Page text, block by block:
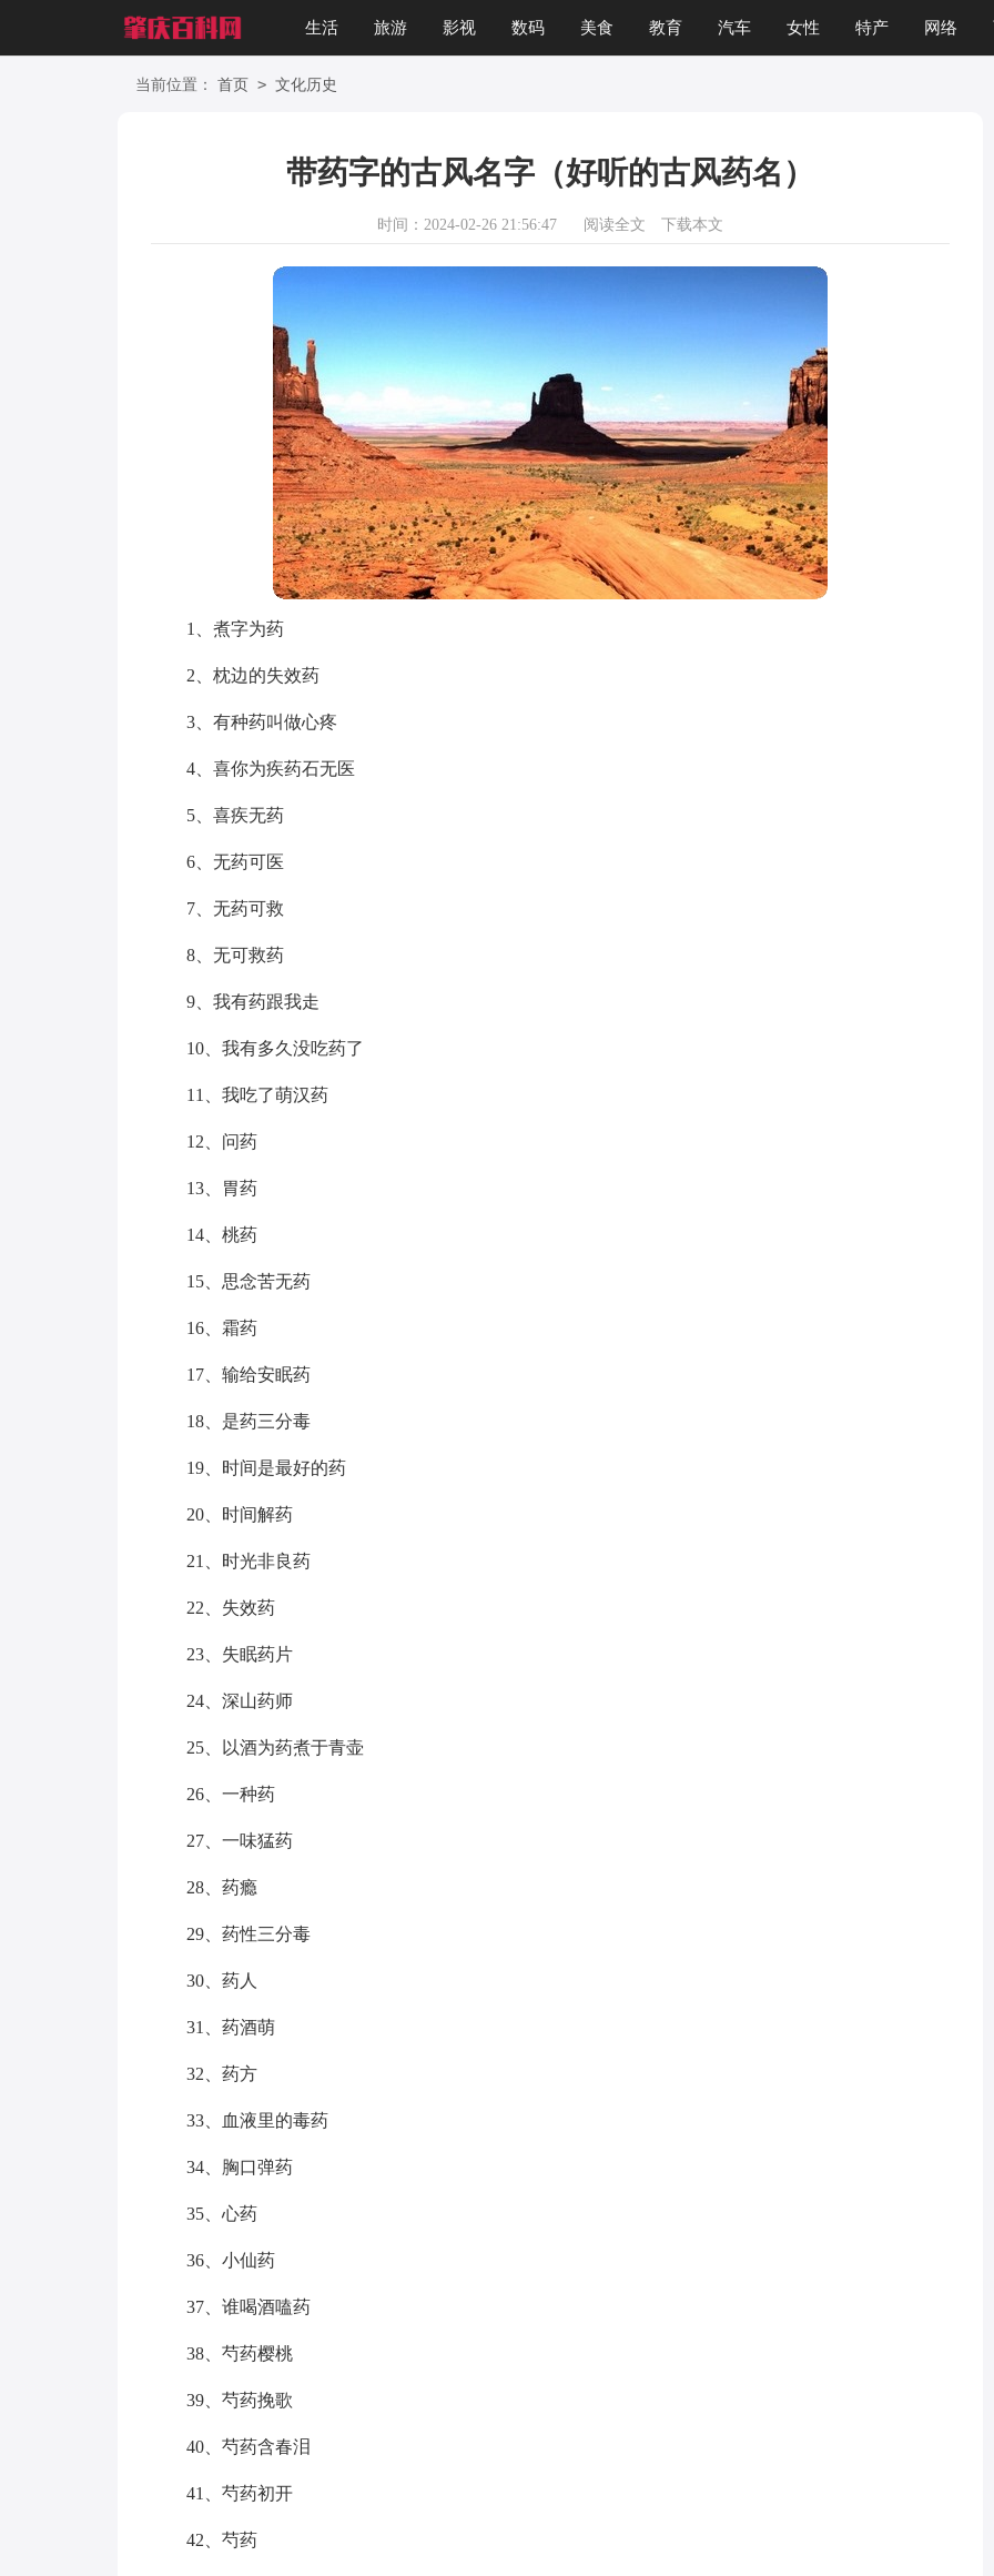
生活 旅游 影视 数码 美食 教育 汽车 女性 特产 网络
游戏
当前位置： 首页 > 文化历史
带药字的古风名字（好听的古风药名）
时间：2024-02-26 21:56:47 阅读全文 下载本文
1、煮字为药
2、枕边的失效药
3、有种药叫做心疼
4、喜你为疾药石无医
5、喜疾无药
6、无药可医
7、无药可救
8、无可救药
9、我有药跟我走
10、我有多久没吃药了
11、我吃了萌汉药
12、问药
13、胃药
14、桃药
15、思念苦无药
16、霜药
17、输给安眠药
18、是药三分毒
19、时间是最好的药
20、时间解药
21、时光非良药
22、失效药
23、失眠药片
24、深山药师
25、以酒为药煮于青壶
26、一种药
27、一味猛药
28、药瘾
29、药性三分毒
30、药人
31、药酒萌
32、药方
33、血液里的毒药
34、胸口弹药
35、心药
36、小仙药
37、谁喝酒嗑药
38、芍药樱桃
39、芍药挽歌
40、芍药含春泪
41、芍药初开
42、芍药